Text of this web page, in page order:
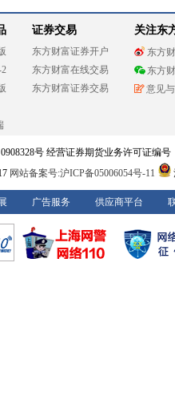
证券交易
东方财富证券开户
东方财富在线交易
东方财富证券交易
关注东
东方
东方
意见
号 经营证券期货业务许可证编号
网站备案号:沪ICP备05006054号-11
广告服务 供应商平台